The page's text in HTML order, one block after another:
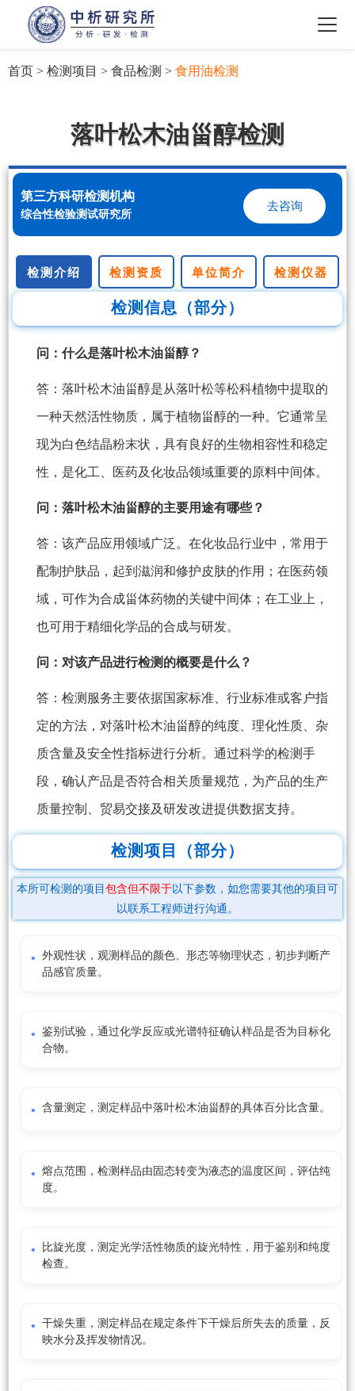
首页 > 检测项目 > 食品检测 > 食用油检测
落叶松木油甾醇检测
第三方科研检测机构
综合性检验测试研究所
去咨询
检测介绍 检测资质 单位简介 检测仪器
检测信息（部分）
问：什么是落叶松木油甾醇？
答：落叶松木油甾醇是从落叶松等松科植物中提取的
一种天然活性物质，属于植物甾醇的一种。它通常呈
现为白色结晶粉末状，具有良好的生物相容性和稳定
性，是化工、医药及化妆品领域重要的原料中间体。
问：落叶松木油甾醇的主要用途有哪些？
答：该产品应用领域广泛。在化妆品行业中，常用于
配制护肤品，起到滋润和修护皮肤的作用；在医药领
域，可作为合成甾体药物的关键中间体；在工业上，
也可用于精细化学品的合成与研发。
问：对该产品进行检测的概要是什​​么？
答：检测服务主要依据国家标准、行业标准或客户指
定的方法，对落叶松木油甾醇的纯度、理化性质、杂
质含量及安全性指标进行分析。通过科学的检测手
段，确认产品是否符合相关质量规范，为产品的生产
质量控制、贸易交接及研发改进提供数据支持。
检测项目（部分）
本所可检测的项目 包含但不限于以下参数，如您需要其他的项目可
以联系工程师进行沟通。
外观性状，观测样品的颜色、形态等物理状态，初步判断产
品感官质量。
鉴别试验，通过化学反应或光谱特征确认样品是否为目标化
合物。
含量测定，测定样品中落叶松木油甾醇的具体百分比含量。
熔点范围，检测样品由固态转变为液态的温度区间，评估纯
度。
比旋光度，测定光学活性物质的旋光特性，用于鉴别和纯度
检查。
干燥失重，测定样品在规定条件下干燥后所失去的质量，反
映水分及挥发物情况。